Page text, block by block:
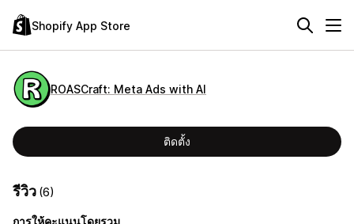
Shopify App Store
ROASCraft: Meta Ads with AI
ติดตั้ง
รีวิว (6)
การให้คะแนนโดยรวม